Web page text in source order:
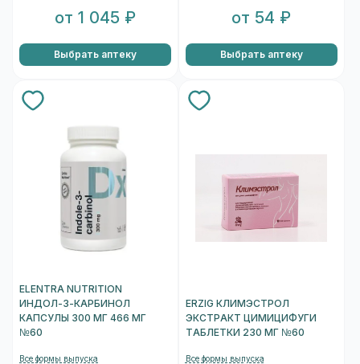
от 1 045 ₽
Выбрать аптеку
от 54 ₽
Выбрать аптеку
ELENTRA NUTRITION
ИНДОЛ-3-КАРБИНОЛ
КАПСУЛЫ 300 МГ 466 МГ
№60
Все формы выпуска
ERZIG КЛИМЭСТРОЛ
ЭКСТРАКТ ЦИМИЦИФУГИ
ТАБЛЕТКИ 230 МГ №60
Все формы выпуска